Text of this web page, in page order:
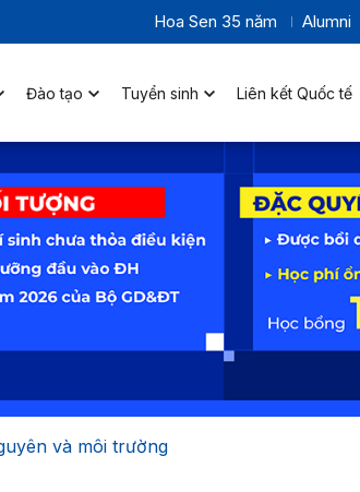
Hoa Sen 35 năm Alumni
Đào tạo Tuyển sinh Liên kết Quốc tế
và môi trường